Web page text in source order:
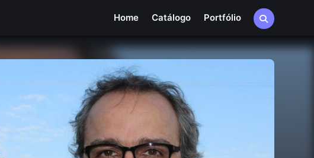
Home Catálogo Portfólio